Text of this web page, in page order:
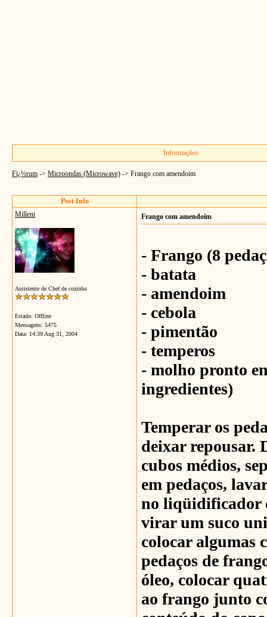
Informações
Fï¿½rum -> Microondas (Microwave) -> Frango com amendoim
Post Info
Milleni
Assistente de Chef de cozinha
Estado: Offline
Mensagens: 5475
Data: 14:39 Aug 31, 2004
Frango com amendoim
- Frango (8
- batata
- amendoim
- cebola
- pimentão
- temperos
- molho pronto
ingredientes)
Temperar os
deixar repousar.
cubos médios,
em pedaços,
no liqüidificador
virar um suco
colocar algumas
pedaços de
óleo, colocar
ao frango junto